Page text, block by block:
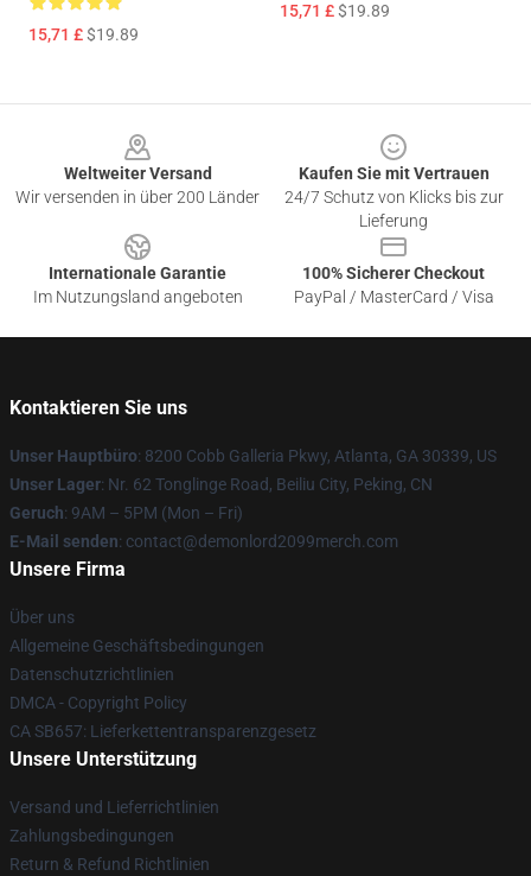
15,71 £$19.89
15,71 £$19.89
Weltweiter Versand
Wir versenden in über 200 Länder
Kaufen Sie mit Vertrauen
24/7 Schutz von Klicks bis zur
Lieferung
Internationale Garantie
Im Nutzungsland angeboten
100% Sicherer Checkout
PayPal / MasterCard / Visa
Kontaktieren Sie uns
Unser Hauptbüro: 8200 Cobb Galleria Pkwy, Atlanta, GA 30339, US
Unser Lager: Nr. 62 Tonglinge Road, Beiliu City, Peking, CN
Geruch: 9AM – 5PM (Mon – Fri)
E-Mail senden: contact@demonlord2099merch.com
Unsere Firma
Über uns
Allgemeine Geschäftsbedingungen
Datenschutzrichtlinien
DMCA - Copyright Policy
CA SB657: Lieferkettentransparenzgesetz
Unsere Unterstützung
Versand und Lieferrichtlinien
Zahlungsbedingungen
Return & Refund Richtlinien